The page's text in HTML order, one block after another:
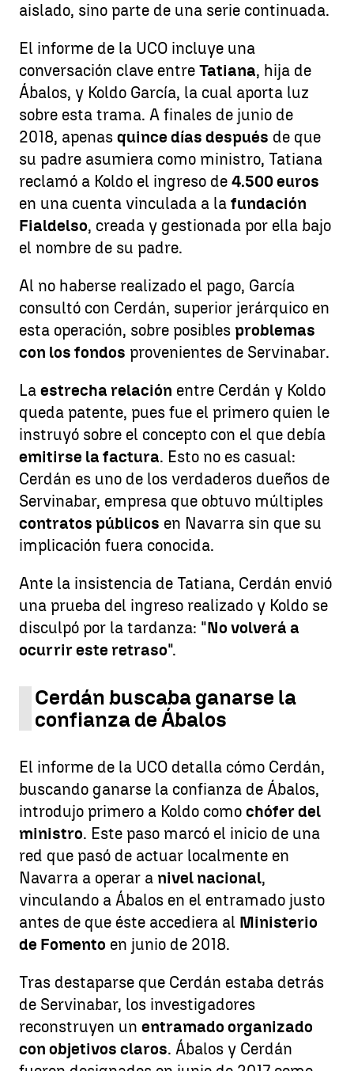
aislado, sino parte de una serie continuada.
El informe de la UCO incluye una
conversación clave entre Tatiana, hija de
Ábalos, y Koldo García, la cual aporta luz
sobre esta trama. A finales de junio de
2018, apenas quince días después de que
su padre asumiera como ministro, Tatiana
reclamó a Koldo el ingreso de 4.500 euros
en una cuenta vinculada a la fundación
Fialdelso, creada y gestionada por ella bajo
el nombre de su padre.
Al no haberse realizado el pago, García
consultó con Cerdán, superior jerárquico en
esta operación, sobre posibles problemas
con los fondos provenientes de Servinabar.
La estrecha relación entre Cerdán y Koldo
queda patente, pues fue el primero quien le
instruyó sobre el concepto con el que debía
emitirse la factura. Esto no es casual:
Cerdán es uno de los verdaderos dueños de
Servinabar, empresa que obtuvo múltiples
contratos públicos en Navarra sin que su
implicación fuera conocida.
Ante la insistencia de Tatiana, Cerdán envió
una prueba del ingreso realizado y Koldo se
disculpó por la tardanza: "No volverá a
ocurrir este retraso".
Cerdán buscaba ganarse la
confianza de Ábalos
El informe de la UCO detalla cómo Cerdán,
buscando ganarse la confianza de Ábalos,
introdujo primero a Koldo como chófer del
ministro. Este paso marcó el inicio de una
red que pasó de actuar localmente en
Navarra a operar a nivel nacional,
vinculando a Ábalos en el entramado justo
antes de que éste accediera al Ministerio
de Fomento en junio de 2018.
Tras destaparse que Cerdán estaba detrás
de Servinabar, los investigadores
reconstruyen un entramado organizado
con objetivos claros. Ábalos y Cerdán